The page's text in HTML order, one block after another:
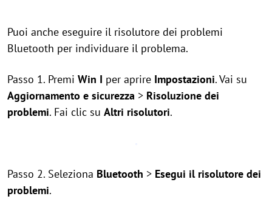
Puoi anche eseguire il risolutore dei problemi
Bluetooth per individuare il problema.
Passo 1. Premi Win I per aprire Impostazioni. Vai su
Aggiornamento e sicurezza > Risoluzione dei
problemi. Fai clic su Altri risolutori.
Passo 2. Seleziona Bluetooth > Esegui il risolutore dei
problemi.